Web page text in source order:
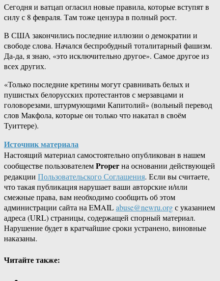
Сегодня и ватцап огласил новые правила, которые вступят в
силу с 8 февраля. Там тоже цензура в полный рост.
В США закончились последние иллюзии о демократии и
свободе слова. Начался беспробудный тоталитарный фашизм.
Да-да, я знаю, «это исключительно другое». Самое другое из
всех других.
«Только последние кретины могут сравнивать белых и
пушистых белорусских протестантов с мерзавцами и
головорезами, штурмующими Капитолий» (вольный перевод
слов Макфола, которые он только что накатал в своём
Туиттере).
Источник материала
Настоящий материал самостоятельно опубликован в нашем
сообществе пользователемProperна основании действующей
редакции Пользовательского Соглашения. Если вы считаете,
что такая публикация нарушает ваши авторские и/или
смежные права, вам необходимо сообщить об этом
администрации сайта на EMAILabuse@newru.orgс указанием
адреса (URL) страницы, содержащей спорный материал.
Нарушение будет в кратчайшие сроки устранено, виновные
наказаны.
Читайте также: